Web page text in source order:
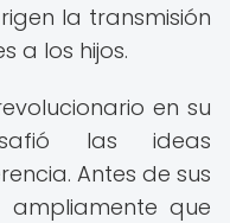
la transmisión
a los hijos.
en su
las ideas
Antes de sus
ampliamente que